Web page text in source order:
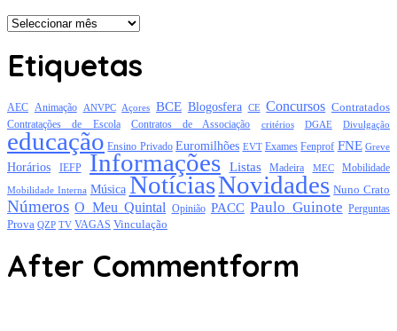
Arquivo
Etiquetas
AEC Animação ANVPC Açores BCE Blogosfera CE Concursos Contratados
Contratações de Escola Contratos de Associação critérios DGAE Divulgação
educação Ensino Privado Euromilhões EVT Exames Fenprof FNE Greve
Horários IEFP Informações Listas Madeira MEC Mobilidade
Mobilidade Interna Música NotíciasNovidades Nuno Crato
Números O Meu Quintal Opinião PACC Paulo Guinote Perguntas
Prova QZP TV VAGAS Vinculação
After Commentform